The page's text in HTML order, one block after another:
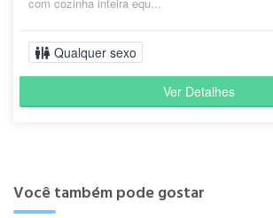
Qualquer sexo
Ver Detalhes
Você também pode gostar